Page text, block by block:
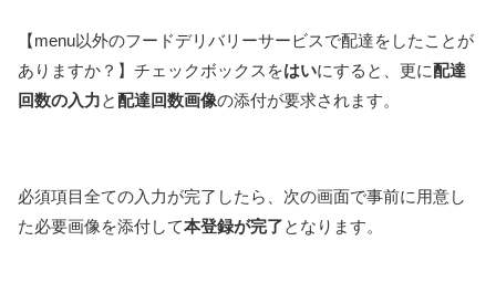
【menu以外のフードデリバリーサービスで配達をしたことが
ありますか？】チェックボックスをはいにすると、更に配達
回数の入力と配達回数画像の添付が要求されます。
必須項目全ての入力が完了したら、次の画面で事前に用意し
た必要画像を添付して本登録が完了となります。